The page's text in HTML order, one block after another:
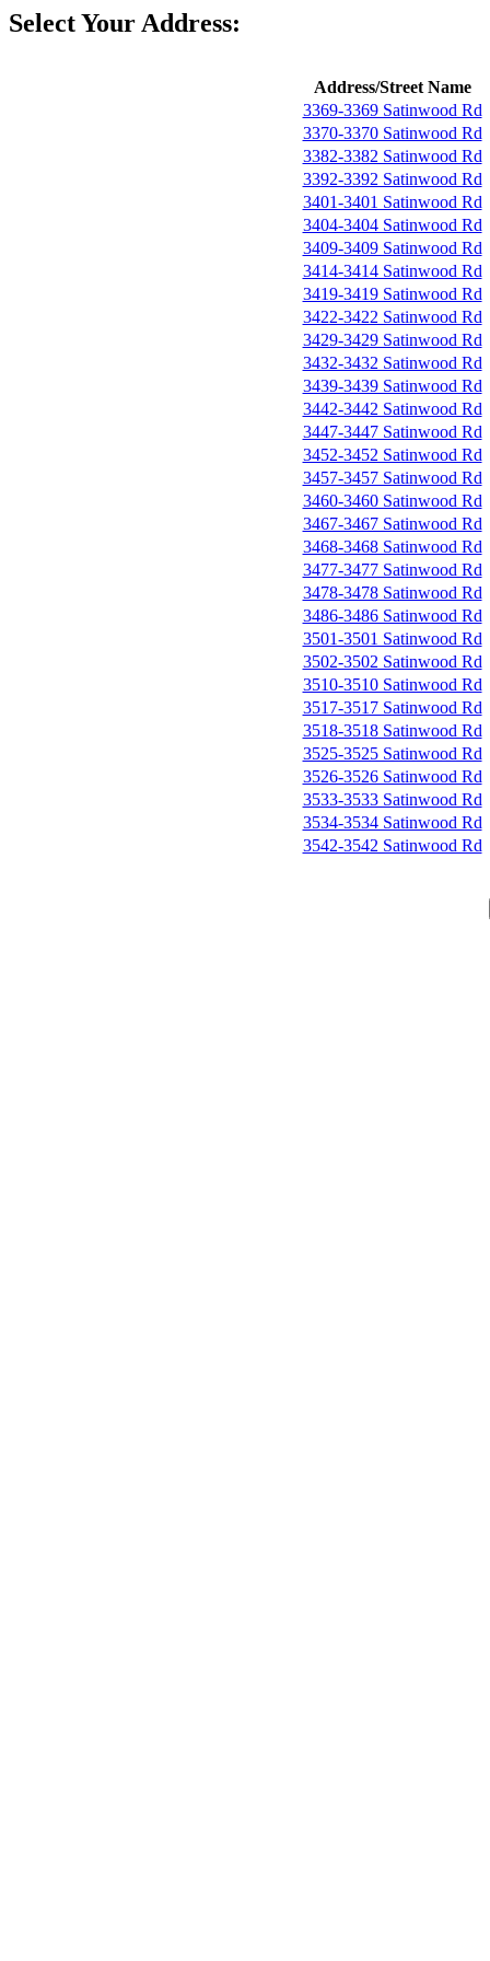
Select Your Address:
Address/Street Name
3369-3369 Satinwood Rd
3370-3370 Satinwood Rd
3382-3382 Satinwood Rd
3392-3392 Satinwood Rd
3401-3401 Satinwood Rd
3404-3404 Satinwood Rd
3409-3409 Satinwood Rd
3414-3414 Satinwood Rd
3419-3419 Satinwood Rd
3422-3422 Satinwood Rd
3429-3429 Satinwood Rd
3432-3432 Satinwood Rd
3439-3439 Satinwood Rd
3442-3442 Satinwood Rd
3447-3447 Satinwood Rd
3452-3452 Satinwood Rd
3457-3457 Satinwood Rd
3460-3460 Satinwood Rd
3467-3467 Satinwood Rd
3468-3468 Satinwood Rd
3477-3477 Satinwood Rd
3478-3478 Satinwood Rd
3486-3486 Satinwood Rd
3501-3501 Satinwood Rd
3502-3502 Satinwood Rd
3510-3510 Satinwood Rd
3517-3517 Satinwood Rd
3518-3518 Satinwood Rd
3525-3525 Satinwood Rd
3526-3526 Satinwood Rd
3533-3533 Satinwood Rd
3534-3534 Satinwood Rd
3542-3542 Satinwood Rd